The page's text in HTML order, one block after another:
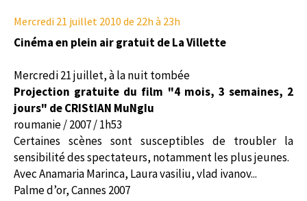
Mercredi 21 juillet 2010 de 22h à 23h
Cinéma en plein air gratuit de La Villette
Mercredi 21 juillet, à la nuit tombée
Projection gratuite du film "4 mois, 3 semaines, 2
jours" de CRIStIAN MuNgIu
roumanie / 2007 / 1h53
Certaines scènes sont susceptibles de troubler la
sensibilité des spectateurs, notamment les plus jeunes.
Avec Anamaria Marinca, Laura vasiliu, vlad ivanov...
Palme d’or, Cannes 2007